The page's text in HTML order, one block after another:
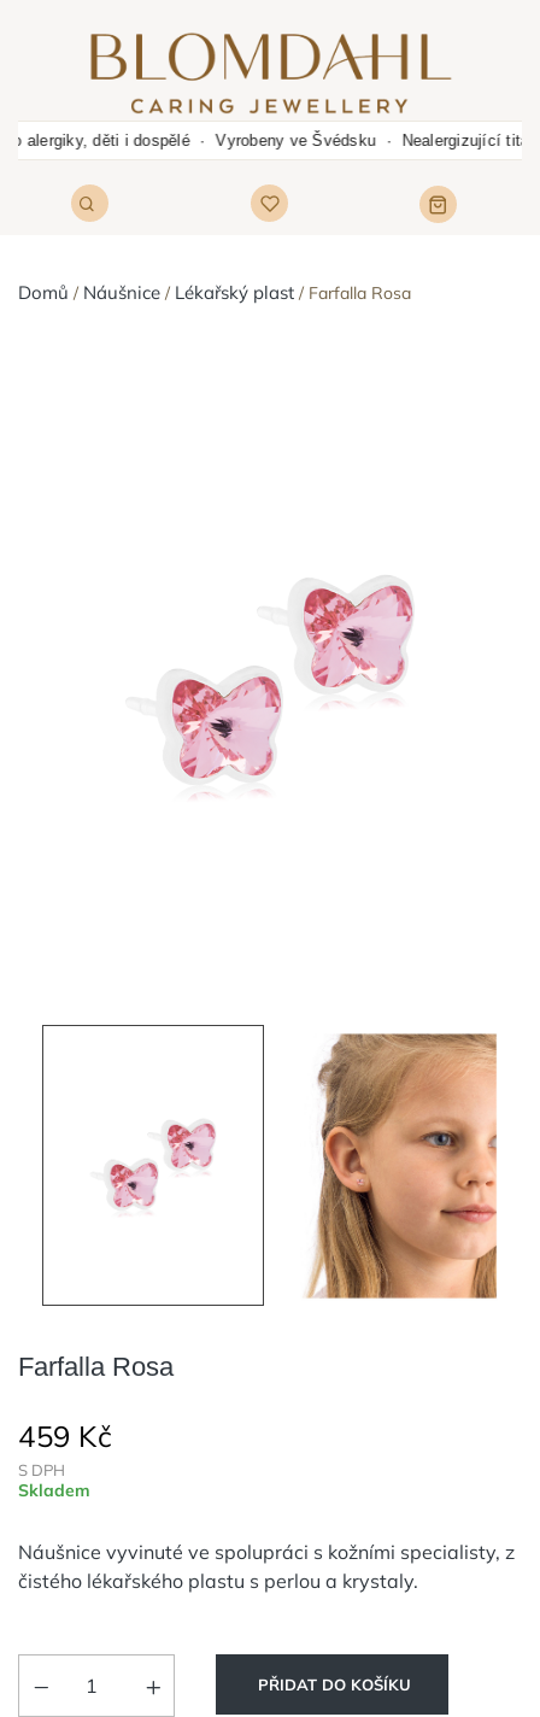
alergiky, děti i dospělé · Vyrobeny ve Švédsku · Nealergizující
Domů Náušnice Lékařský plast Farfalla Rosa
Farfalla Rosa
459 Kč
S DPH
Skladem
Náušnice vyvinuté ve spolupráci s kožními specialisty, z
čistého lékařského plastu s perlou a krystaly.
PŘIDAT DO KOŠÍKU